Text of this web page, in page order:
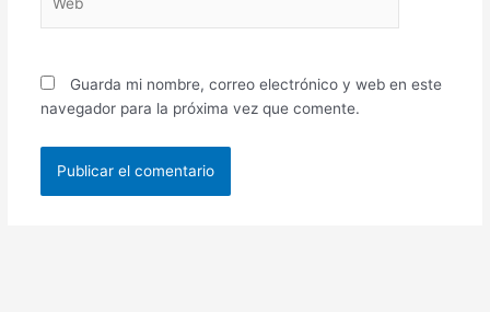
Guarda mi nombre, correo electrónico y web en este
navegador para la próxima vez que comente.